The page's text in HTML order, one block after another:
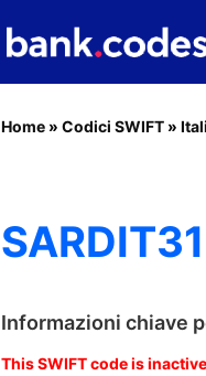
Home » Codici SWIFT »
Informazioni chiave
This SWIFT code is